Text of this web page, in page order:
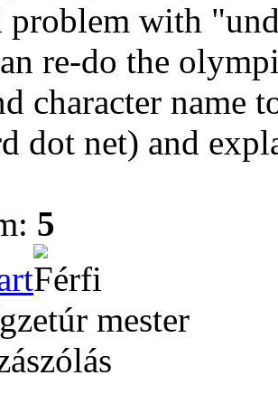
problem with
re-do the
character name
dot net) and
5
mester